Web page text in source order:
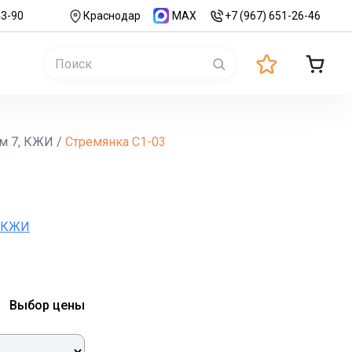
90 Краснодар MAX +7 (967) 651-26-46
7, КЖИ / Стремянка С1-03
КЖИ
Выбор цены